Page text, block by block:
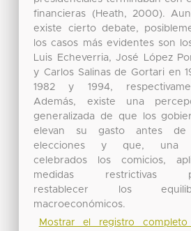
financieras (Heath, 2000).
existe cierto debate,
los casos más evidentes son
Luis Echeverria, José López
y Carlos Salinas de Gortari en
1982 y 1994,
Además, existe una
generalizada de que los
elevan su gasto antes de
elecciones y que, una
celebrados los comicios,
medidas restrictivas
restablecer los
macroeconómicos.
Mostrar el registro completo